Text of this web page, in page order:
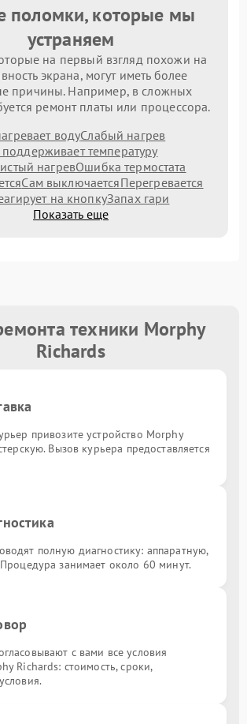
поломки, которые мы
устраняем
на первый взгляд похожи на
экрана, могут иметь более
причины. Например, в сложных
ремонт платы или процессора.
водуСлабый нагрев
температуру
нагревОшибка термостата
Сам выключаетсяПерегревается
на кнопкуЗапах гари
Показать еще
техники Morphy
Richards
привозите устройство Morphy
Вызов курьера предоставляется
полную диагностику: аппаратную,
занимает около 60 минут.
с вами все условия
Richards: стоимость, сроки,